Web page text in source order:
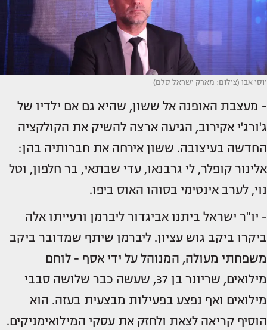
יוסי אבו (צילום: מארק ישראל סלם)
- מעצבת האופנה אל ששון, שהיא גם אם ילדיו של
ג'ורג'י אקירוב, הגיעה ארצה להשיק את הקולקציה
החדשה בעיצובה. ששון אירחה את חברותיה בהן:
אלינור קופלר, לי גרבנאו, עדי שבתאי, בר חלפון, וטל
נוי, לערב אינטימי בסוהו האוס ביפו.
- יו"ר ישראל ביתנו אביגדור ליברמן ורעייתו אלה
ביקרו ביקב גוש עציון. ליברמן שיתף שמדובר ביקב
משפחתי מעולה, המנוהל על ידי אסף - לוחם
מילואים, שריונר בן 37, שעשה כבר שלושה סבבי
מילואים ואף נפצע בפעילות מבצעית בעזה. הוא
הוסיף קריאה לצאת ולחזק את עסקי המילואימניקים.